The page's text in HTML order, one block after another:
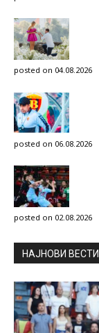
posted on 04.08.2026
posted on 06.08.2026
posted on 02.08.2026
НAЈНОВИ ВЕСТИ